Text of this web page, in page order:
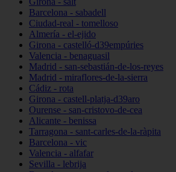
Barcelona - sabadell
Ciudad-real - tomelloso
Almería - el-ejido
Girona - castelló-d39empúries
Valencia - benaguasil
Madrid - san-sebastián-de-los-reyes
Madrid - miraflores-de-la-sierra
Cádiz - rota
Girona - castell-platja-d39aro
Ourense - san-cristovo-de-cea
Alicante - benissa
Tarragona - sant-carles-de-la-ràpita
Barcelona - vic
Valencia - alfafar
Sevilla - lebrija